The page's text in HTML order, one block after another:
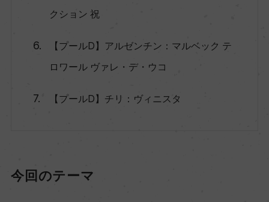
クション 祝
【プールD】アルゼンチン：マルベック テ
ロワール ヴァレ・デ・ウコ
【プールD】チリ：ヴィニスタ
今回のテーマ